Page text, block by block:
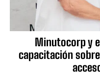
Minutocorp y
capacitación